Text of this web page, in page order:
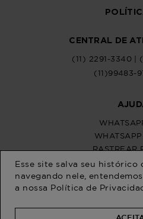
Esse site salva seu histórico
navegando nele,
a nossa Política de